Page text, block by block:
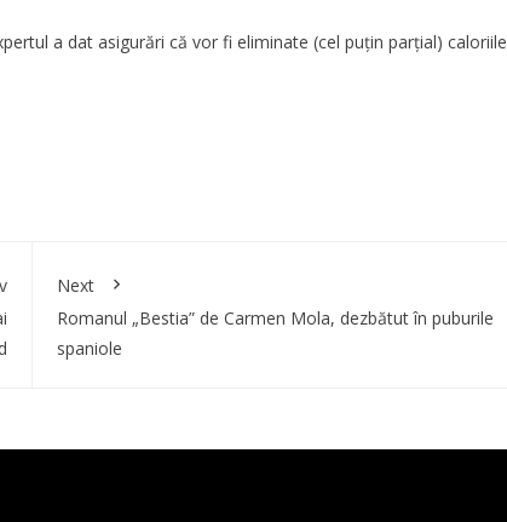
a dat asigurări că vor fi eliminate (cel puțin parțial) caloriile
Next
Romanul „Bestia” de Carmen Mola, dezbătut în puburile
spaniole